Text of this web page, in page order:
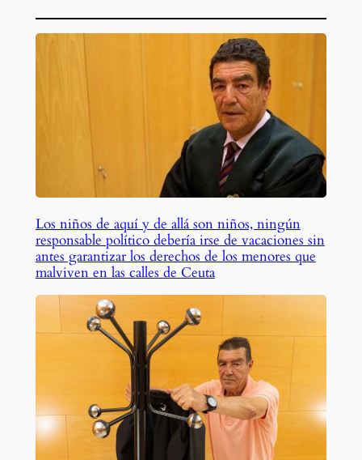
Los niños de aquí y de allá son niños, ningún
responsable político debería irse de vacaciones sin
antes garantizar los derechos de los menores que
malviven en las calles de Ceuta